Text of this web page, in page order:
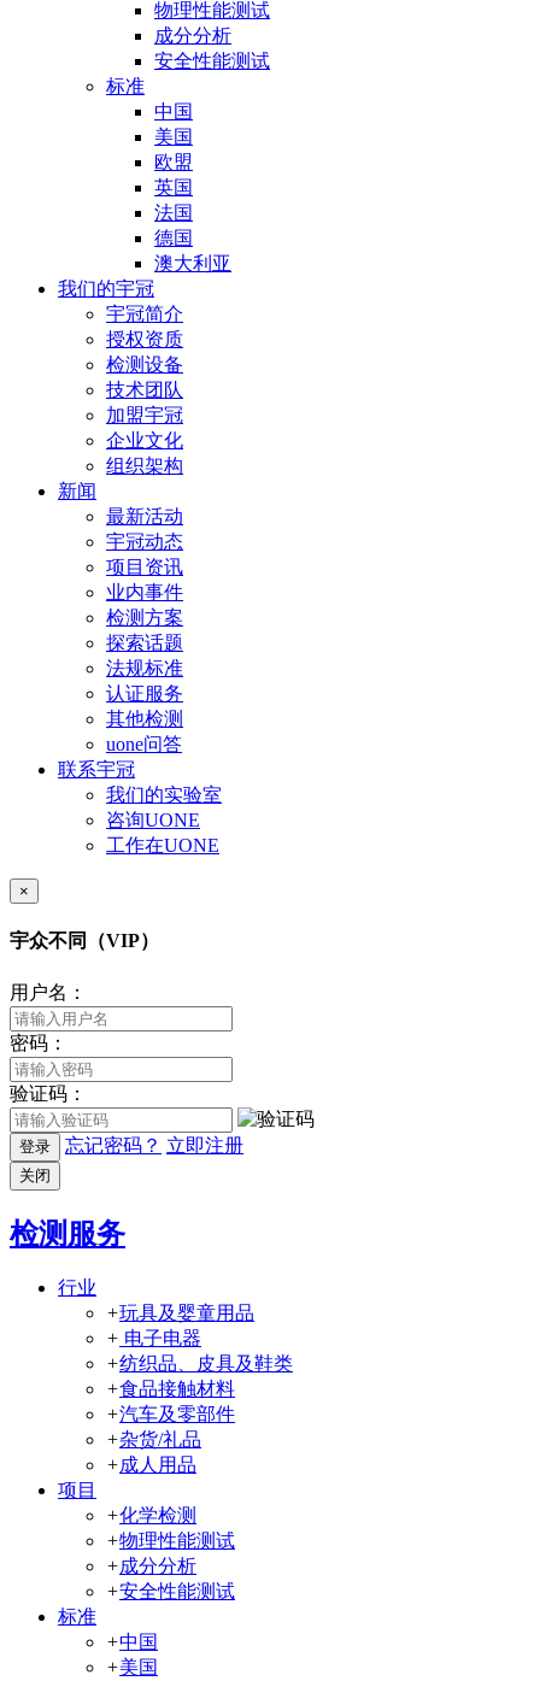
物理性能测试
成分分析
安全性能测试
标准
中国
美国
欧盟
英国
法国
德国
澳大利亚
我们的宇冠
宇冠简介
授权资质
检测设备
技术团队
加盟宇冠
企业文化
组织架构
新闻
最新活动
宇冠动态
项目资讯
业内事件
检测方案
探索话题
法规标准
认证服务
其他检测
uone问答
联系宇冠
我们的实验室
咨询UONE
工作在UONE
×
宇众不同（VIP）
用户名：
密码：
验证码：
登录 忘记密码？ 立即注册
关闭
检测服务
行业
+玩具及婴童用品
+ 电子电器
+纺织品、皮具及鞋类
+食品接触材料
+汽车及零部件
+杂货/礼品
+成人用品
项目
+化学检测
+物理性能测试
+成分分析
+安全性能测试
标准
+中国
+美国